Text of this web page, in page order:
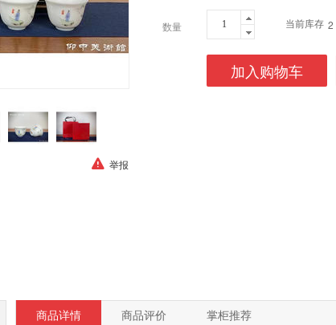
举报
数量 当前库存 2
加入购物车
商品详情 商品评价 掌柜推荐